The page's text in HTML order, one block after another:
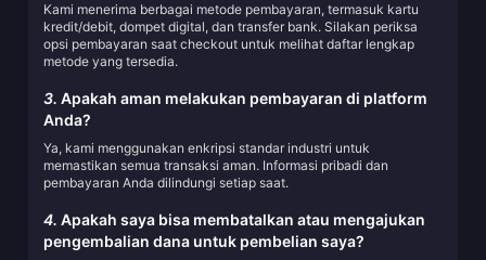
Kami menerima berbagai metode pembayaran, termasuk kartu
kredit/debit, dompet digital, dan transfer bank. Silakan periksa
opsi pembayaran saat checkout untuk melihat daftar lengkap
metode yang tersedia.
3. Apakah aman melakukan pembayaran di platform
Anda?
Ya, kami menggunakan enkripsi standar industri untuk
memastikan semua transaksi aman. Informasi pribadi dan
pembayaran Anda dilindungi setiap saat.
4. Apakah saya bisa membatalkan atau mengajukan
pengembalian dana untuk pembelian saya?